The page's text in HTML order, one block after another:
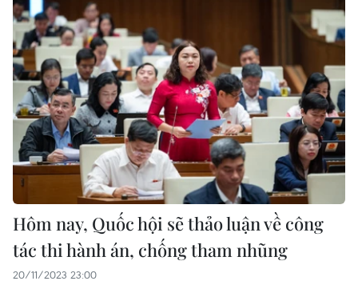
Hôm nay, Quốc hội sẽ thảo luận về công
tác thi hành án, chống tham nhũng
20/11/2023 23:00